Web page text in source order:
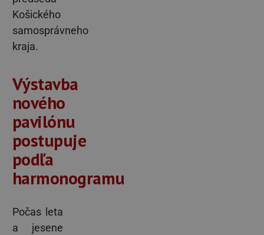
Košického
samosprávneho
kraja.
Výstavba
nového
pavilónu
postupuje
podľa
harmonogramu
Počas leta
a jesene